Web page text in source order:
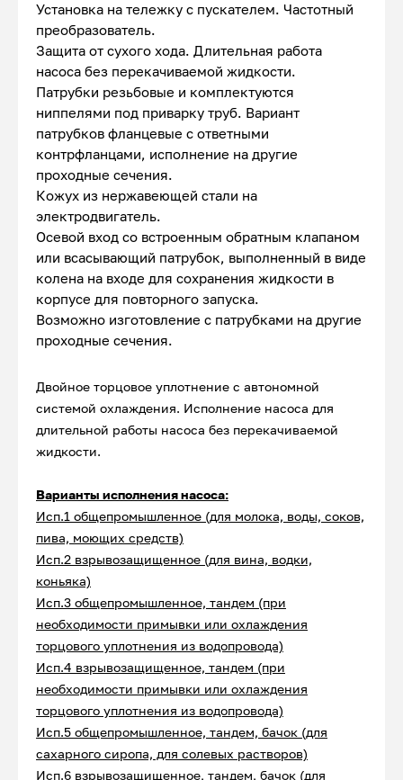
Установка на тележку с пускателем. Частотный
преобразователь.
Защита от сухого хода. Длительная работа
насоса без перекачиваемой жидкости.
Патрубки резьбовые и комплектуются
ниппелями под приварку труб. Вариант
патрубков фланцевые с ответными
контрфланцами, исполнение на другие
проходные сечения.
Кожух из нержавеющей стали на
электродвигатель.
Осевой вход со встроенным обратным клапаном
или всасывающий патрубок, выполненный в виде
колена на входе для сохранения жидкости в
корпусе для повторного запуска.
Возможно изготовление с патрубками на другие
проходные сечения.
Двойное торцовое уплотнение с автономной
системой охлаждения. Исполнение насоса для
длительной работы насоса без перекачиваемой
жидкости.
Варианты исполнения насоса:
Исп.1 общепромышленное (для молока, воды, соков,
пива, моющих средств)
Исп.2 взрывозащищенное (для вина, водки,
коньяка)
Исп.3 общепромышленное, тандем (при
необходимости примывки или охлаждения
торцового уплотнения из водопровода)
Исп.4 взрывозащищенное, тандем (при
необходимости примывки или охлаждения
торцового уплотнения из водопровода)
Исп.5 общепромышленное, тандем, бачок (для
сахарного сиропа, для солевых растворов)
Исп.6 взрывозащищенное, тандем, бачок (для